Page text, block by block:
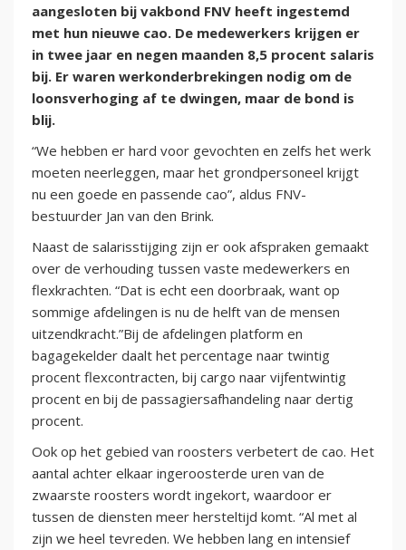
aangesloten bij vakbond FNV heeft ingestemd
met hun nieuwe cao. De medewerkers krijgen er
in twee jaar en negen maanden 8,5 procent salaris
bij. Er waren werkonderbrekingen nodig om de
loonsverhoging af te dwingen, maar de bond is
blij.
“We hebben er hard voor gevochten en zelfs het werk
moeten neerleggen, maar het grondpersoneel krijgt
nu een goede en passende cao”, aldus FNV-
bestuurder Jan van den Brink.
Naast de salarisstijging zijn er ook afspraken gemaakt
over de verhouding tussen vaste medewerkers en
flexkrachten. “Dat is echt een doorbraak, want op
sommige afdelingen is nu de helft van de mensen
uitzendkracht.”Bij de afdelingen platform en
bagagekelder daalt het percentage naar twintig
procent flexcontracten, bij cargo naar vijfentwintig
procent en bij de passagiersafhandeling naar dertig
procent.
Ook op het gebied van roosters verbetert de cao. Het
aantal achter elkaar ingeroosterde uren van de
zwaarste roosters wordt ingekort, waardoor er
tussen de diensten meer hersteltijd komt. “Al met al
zijn we heel tevreden. We hebben lang en intensief